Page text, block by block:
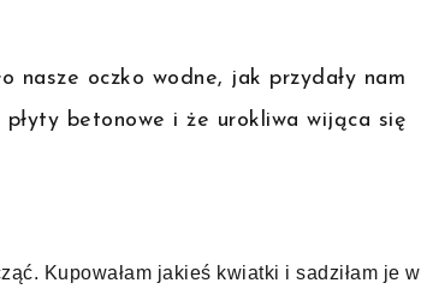
nasze oczko wodne, jak przydały nam
betonowe i że urokliwa wijąca się
Kupowałam jakieś kwiatki i sadziłam je w